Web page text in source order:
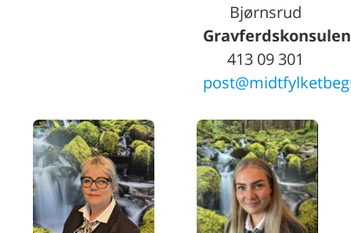
Bjørnsrud
413 09 301